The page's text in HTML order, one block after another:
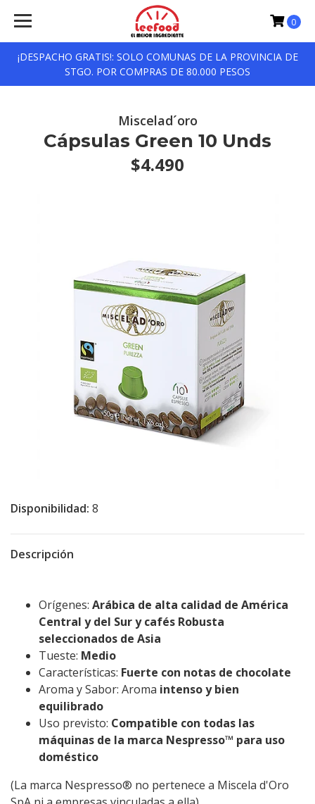
¡DESPACHO GRATIS!: SOLO COMUNAS DE LA PROVINCIA DE
STGO. POR COMPRAS DE 80.000 PESOS
0
Miscelad´oro
Cápsulas Green 10 Unds
$4.490
Disponibilidad: 8
Descripción
Orígenes: Arábica de alta calidad de América
Central y del Sur y cafés Robusta
seleccionados de Asia
Tueste: Medio
Características: Fuerte con notas de chocolate
Aroma y Sabor: Aroma intenso y bien
equilibrado
Uso previsto: Compatible con todas las
máquinas de la marca Nespresso™ para uso
doméstico
(La marca Nespresso® no pertenece a Miscela d'Oro